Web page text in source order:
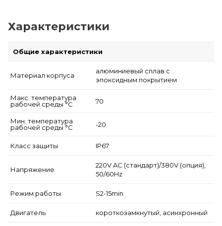
Характеристики
Общие характеристики
Материал корпуса
алюминиевый сплав с
эпоксидным покрытием
Макс. температура
рабочей среды °С
70
Мин. температура
рабочей среды °С
-20
Класс защиты IP67
Напряжение
220V AC (стандарт)/380V (опция),
50/60Hz
Режим работы S2-15min
Двигатель короткозамкнутый, асинхронный